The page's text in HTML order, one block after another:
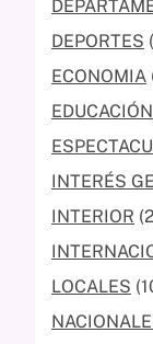
DEPORTES
ECONOMIA
EDUCACIÓN
INTERÉS
INTERIOR
LOCALES